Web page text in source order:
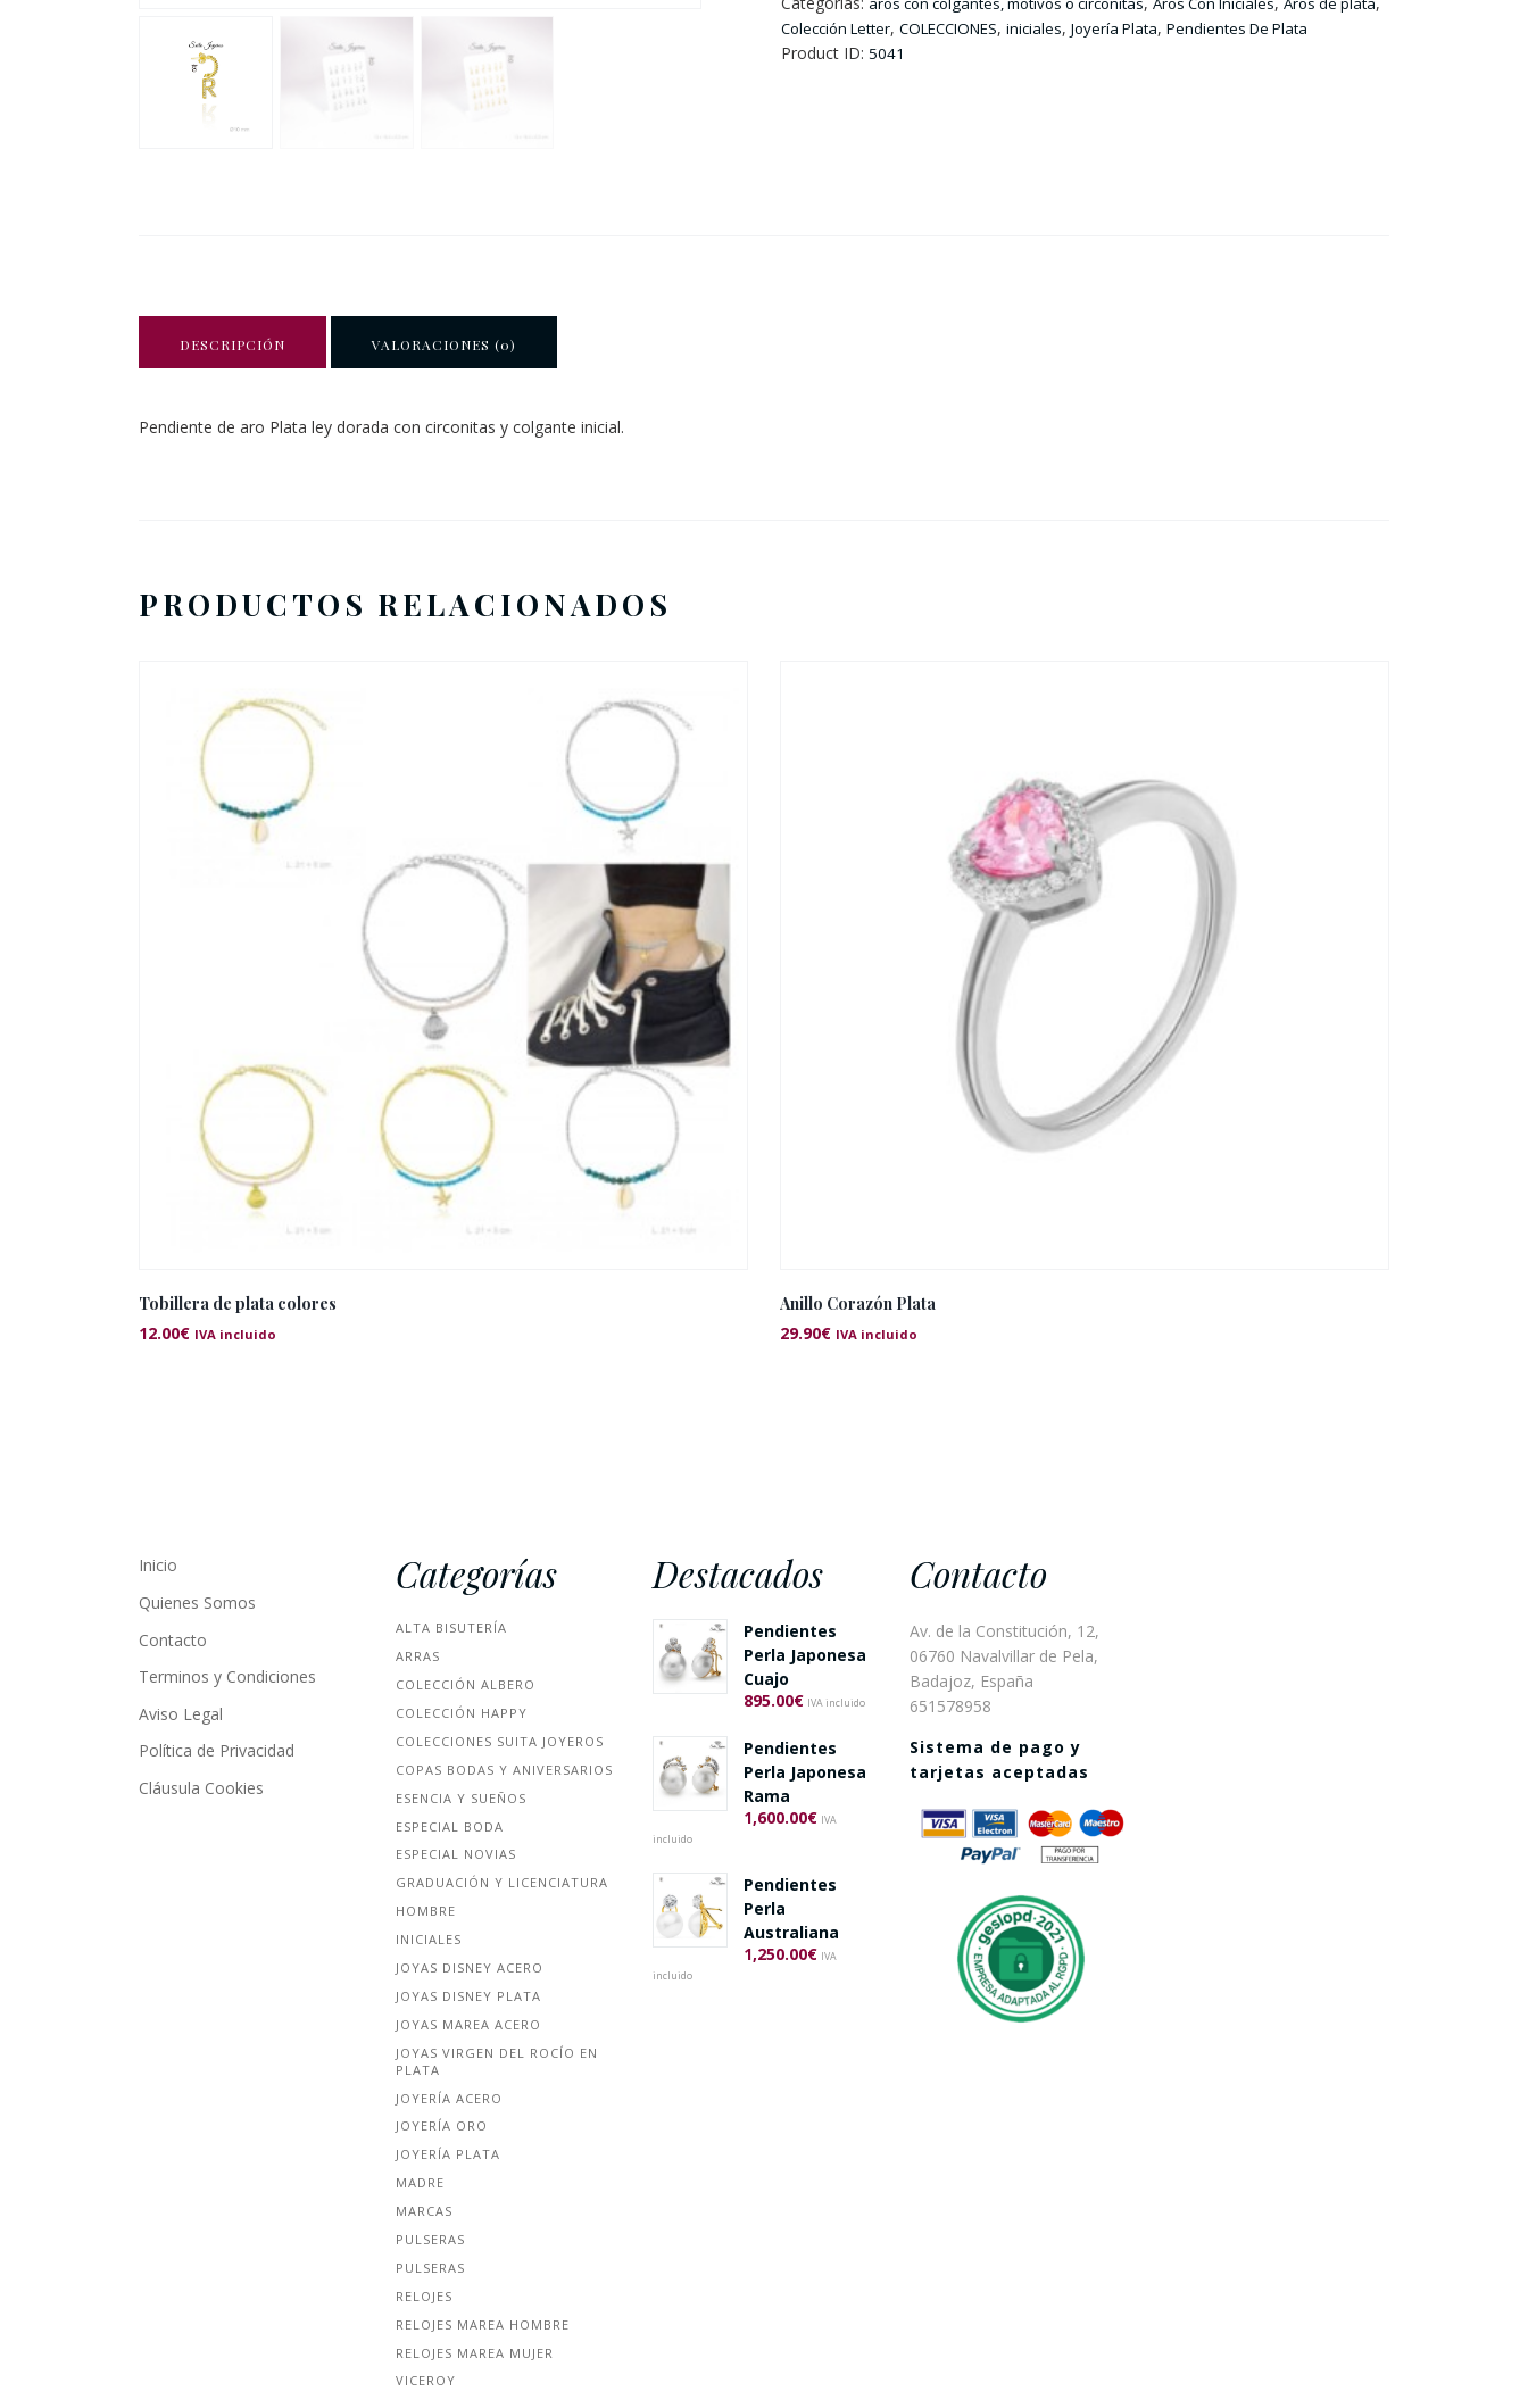
Circonitas
e
Colección Letter, COLECCIONES, iniciales, Joyería Plata, Pendientes De Plata
Product ID: 5041
DESCRIPCIÓN VALORACIONES (0)
Pendiente de aro Plata ley dorada con circonitas y colgante inicial.
PRODUCTOS RELACIONADOS
Tobillera de plata colores
12.00€ IVA incluido
Anillo Corazón Plata
29.90€ IVA incluido
Inicio
Quienes Somos
Contacto
Terminos y Condiciones
Aviso Legal
Política de Privacidad
Cláusula Cookies
Categorías
ALTA BISUTERÍA
ARRAS
COLECCIÓN ALBERO
COLECCIÓN HAPPY
COLECCIONES SUITA JOYEROS
COPAS BODAS Y ANIVERSARIOS
ESENCIA Y SUEÑOS
ESPECIAL BODA
ESPECIAL NOVIAS
GRADUACIÓN Y LICENCIATURA
HOMBRE
INICIALES
JOYAS DISNEY ACERO
JOYAS DISNEY PLATA
JOYAS MAREA ACERO
JOYAS VIRGEN DEL ROCÍO EN
PLATA
JOYERÍA ACERO
JOYERÍA ORO
JOYERÍA PLATA
MADRE
MARCAS
PULSERAS
PULSERAS
RELOJES
RELOJES MAREA HOMBRE
RELOJES MAREA MUJER
VICEROY
Destacados
Pendientes
Perla Japonesa
Cuajo
895.00€ IVA incluido
Pendientes
Perla Japonesa
Rama
1,600.00€ IVA
incluido
Pendientes
Perla
Australiana
1,250.00€ IVA
incluido
Contacto
Av. de la Constitución, 12,
06760 Navalvillar de Pela,
Badajoz, España
651578958
Sistema de pago y
tarjetas aceptadas